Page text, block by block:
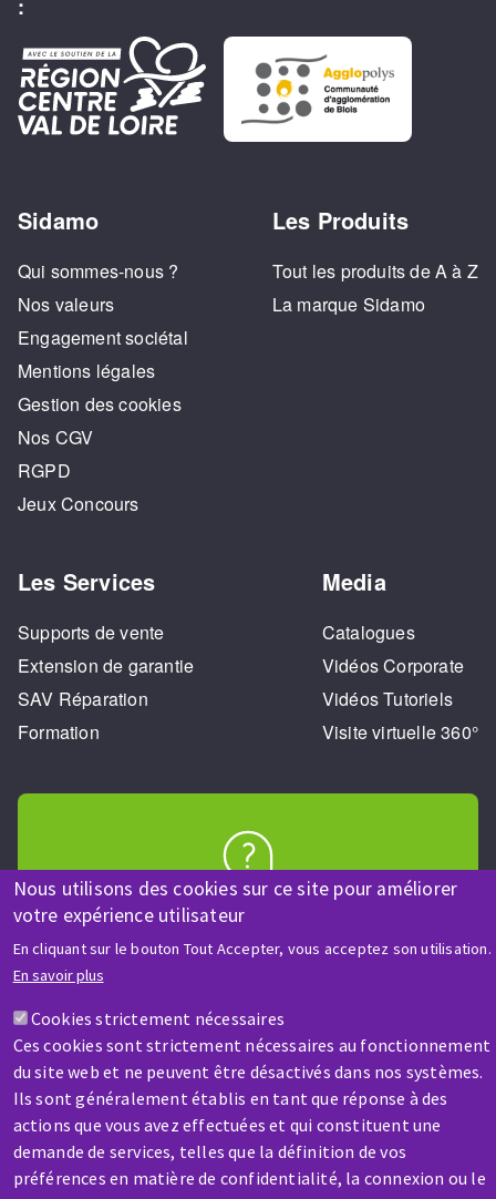
Nous utilisons des cookies sur ce site pour améliorer
votre expérience utilisateur
En cliquant sur le bouton Tout Accepter, vous acceptez son utilisation.
En savoir plus
Cookies strictement nécessaires
Ces cookies sont strictement nécessaires au fonctionnement
du site web et ne peuvent être désactivés dans nos systèmes.
Ils sont généralement établis en tant que réponse à des
actions que vous avez effectuées et qui constituent une
demande de services, telles que la définition de vos
préférences en matière de confidentialité, la connexion ou le
:
Sidamo
Qui sommes-nous ?
Nos valeurs
Engagement sociétal
Mentions légales
Gestion des cookies
Nos CGV
RGPD
Jeux Concours
Les Produits
Tout les produits de A à Z
La marque Sidamo
Les Services
Supports de vente
Extension de garantie
SAV Réparation
Formation
Media
Catalogues
Vidéos Corporate
Vidéos Tutoriels
Visite virtuelle 360°
AIDE & CONTACT
Une question ? Un renseignement ?
Contactez-nous
SAV / RÉPARATION